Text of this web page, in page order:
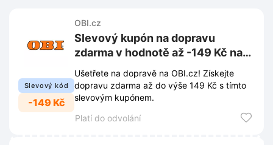
Slevový kód
-149 Kč
OBI.cz
Slevový kupón na dopravu
zdarma v hodnotě až -149 Kč na
OBI.cz
Ušetřete na dopravě na OBI.cz! Získejte
dopravu zdarma až do výše 149 Kč s tímto
slevovým kupónem.
Platí do odvolání